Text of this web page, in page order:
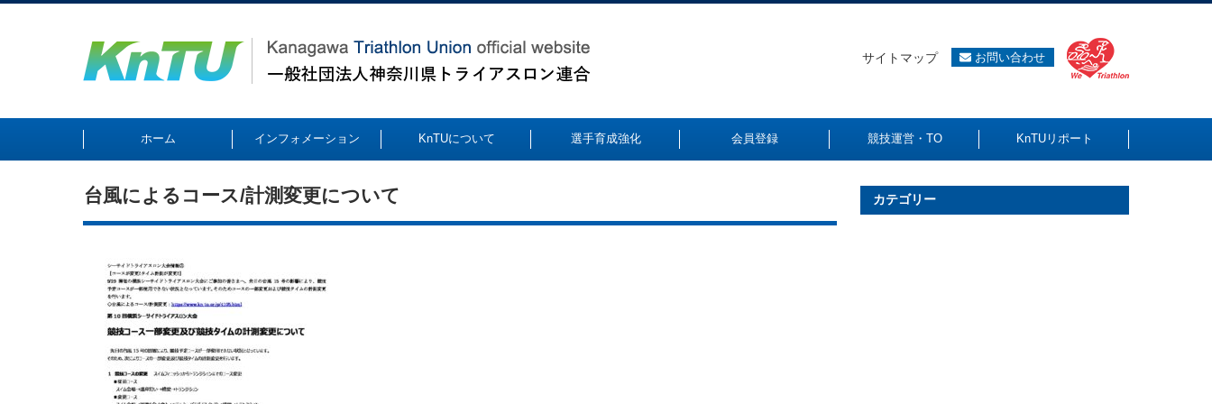
サイトマップ お問い合わせ
ホーム インフォメーション KnTUについて 選手育成強化 会員登録 競技運営・TO KnTUリポート
台風によるコース/計測変更について カテゴリー